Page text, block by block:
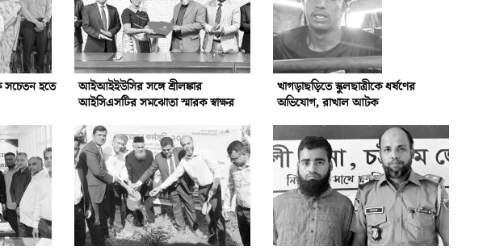
সচেতন হতে
আইআইইউসির সঙ্গে শ্রীলঙ্কার
আইসিএসটির সমঝোতা স্মারক স্বাক্ষর
খাগড়াছড়িতে স্কুলছাত্রীকে ধর্ষণের
অভিযোগ, রাখাল আটক